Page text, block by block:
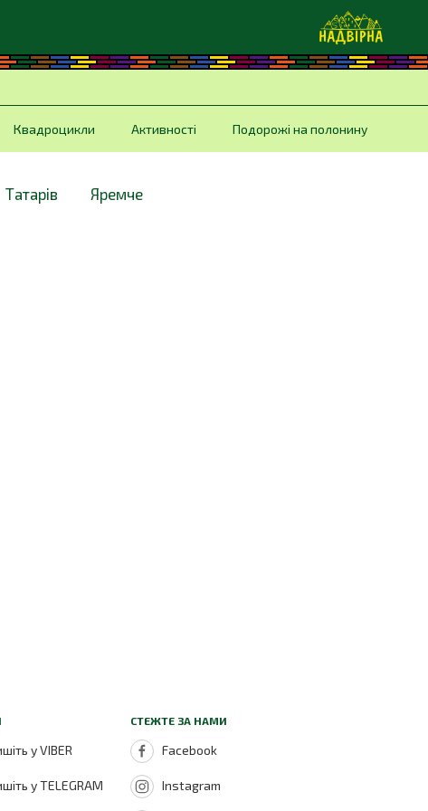
Квадроцикли Активності Подорожі на полонину
Татарів Яремче
у VIBER
у TELEGRAM
СТЕЖТЕ ЗА НАМИ
Facebook
Instagram